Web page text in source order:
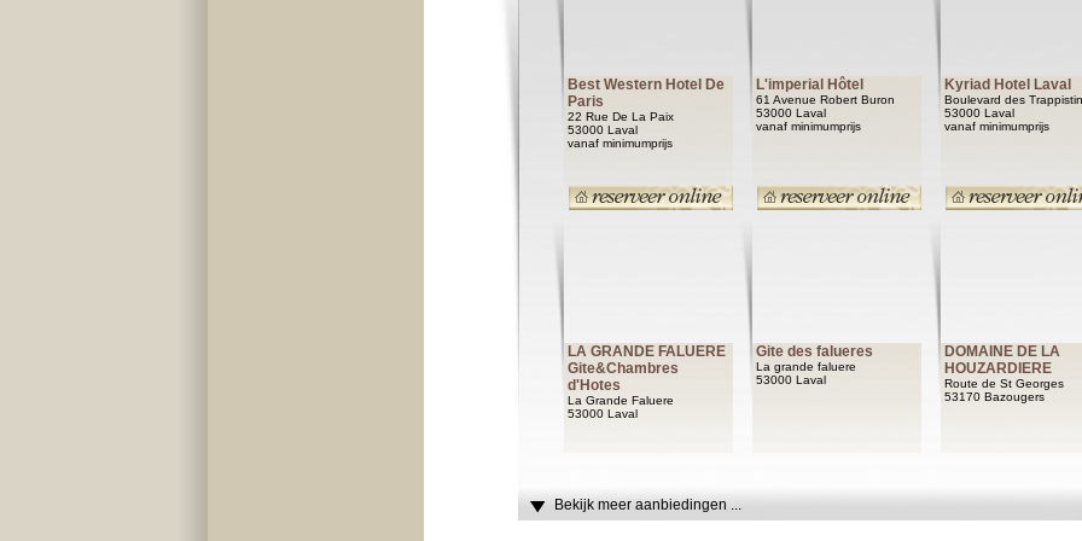
Best Western Hotel De
Paris
22 Rue De La Paix
53000 Laval
vanaf minimumprijs
L'imperial Hôtel
61 Avenue Robert Buron
53000 Laval
vanaf minimumprijs
Kyriad Hotel Laval
Boulevard des
53000 Laval
vanaf minimumprijs
LA GRANDE FALUERE
Gite&Chambres
d'Hotes
La Grande Faluere
53000 Laval
Gite des falueres
La grande faluere
53000 Laval
DOMAINE DE LA
HOUZARDIERE
Route de St Georges
53170 Bazougers
Bekijk meer aanbiedingen ...